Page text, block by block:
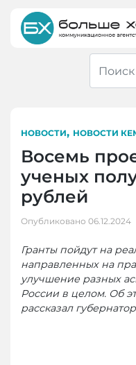
content
НОВОСТИ, НОВОСТИ
Восемь
ученых
рублей
Опубликовано 06.12.2024
Гранты пойдут на
направленных на
улучшение разных
России в целом. Об
рассказал губернатор